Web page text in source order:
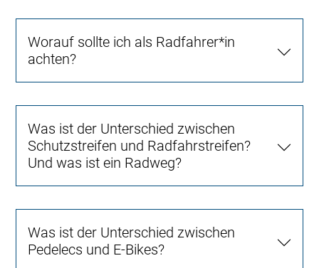
Worauf sollte ich als Radfahrer*in
achten?
Was ist der Unterschied zwischen
Schutzstreifen und Radfahrstreifen?
Und was ist ein Radweg?
Was ist der Unterschied zwischen
Pedelecs und E-Bikes?